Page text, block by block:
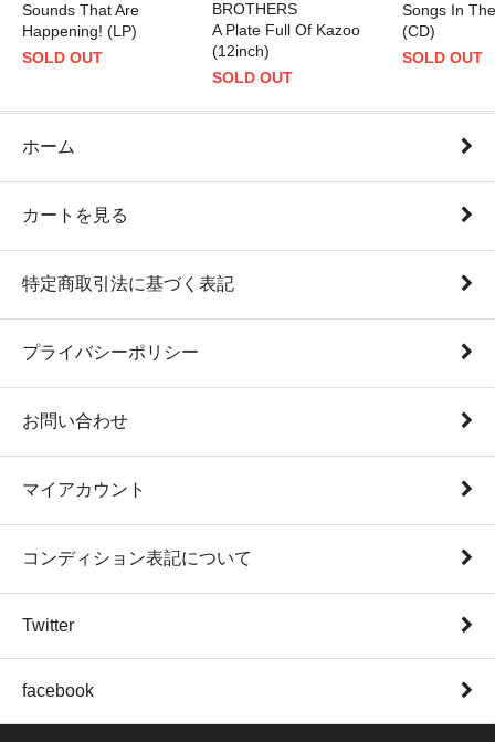
Sounds That Are
Happening! (LP)
SOLD OUT
BROTHERS
A Plate Full Of Kazoo
(12inch)
SOLD OUT
Songs In
(CD)
SOLD OUT
ホーム
カートを見る
特定商取引法に基づく表記
プライバシーポリシー
お問い合わせ
マイアカウント
コンディション表記について
Twitter
facebook